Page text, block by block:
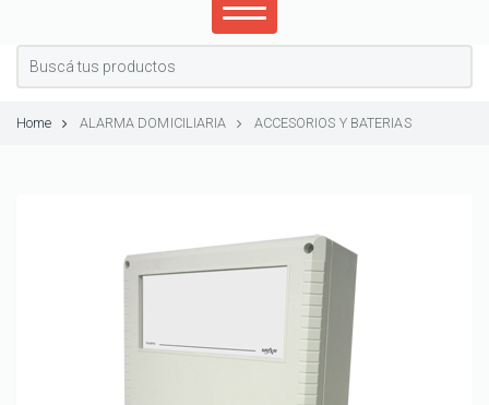
Home ALARMA DOMICILIARIA ACCESORIOS Y BATERIAS